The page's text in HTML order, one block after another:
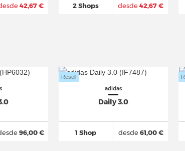
42,67 € 2 Shops desde42,67 €
96,00 €
adidas
Daily 3.0
1 Shop
Resell
desde61,00 €